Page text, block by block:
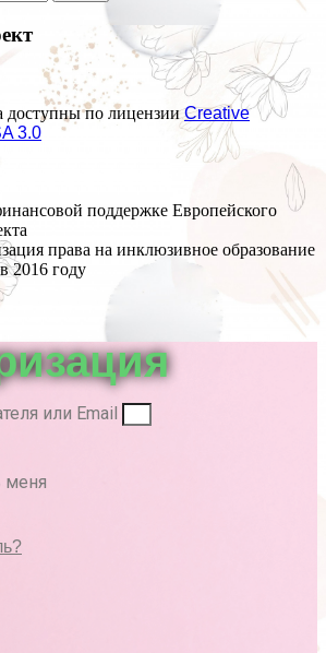
доступны по лицензииCreative
3.0
поддержке Европейского
права на инклюзивное образование
2016 году
или Email
меня